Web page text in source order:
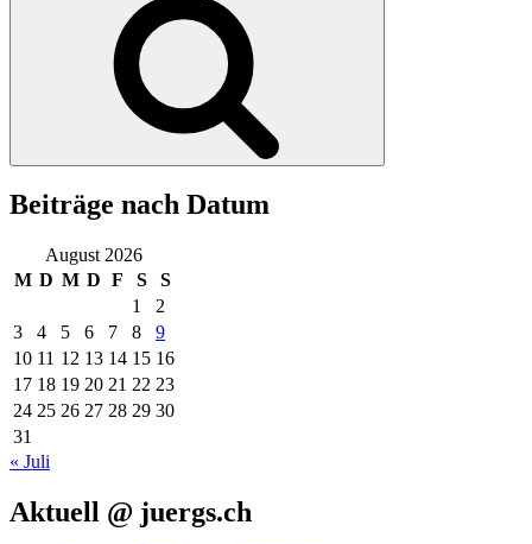
Beiträge nach Datum
August 2026
M D M D F S
S
1
2
3
4 5 6 7 8
9
10 11 12 13 14 15 16
17 18 19 20 21 22 23
24 25 26 27 28 29 30
31
« Juli
Aktuell @ juergs.ch